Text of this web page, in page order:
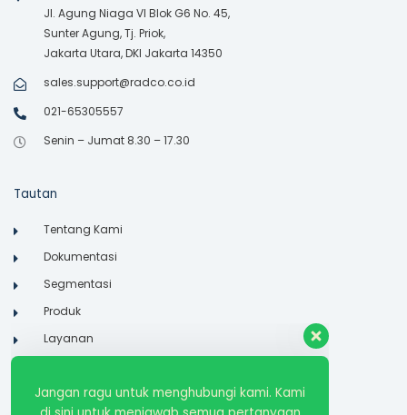
Jl. Agung Niaga VI Blok G6 No. 45,
Sunter Agung, Tj. Priok,
Jakarta Utara, DKI Jakarta 14350
sales.support@radco.co.id
021-65305557
Senin – Jumat 8.30 – 17.30
Tautan
Tentang Kami
Dokumentasi
Segmentasi
Produk
Layanan
Kontak
Jangan ragu untuk menghubungi kami. Kami
di sini untuk menjawab semua pertanyaan
Admin 1